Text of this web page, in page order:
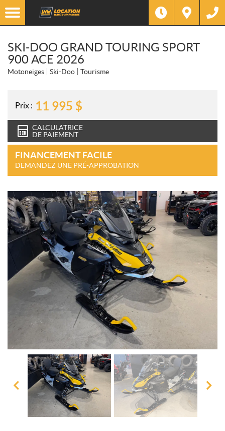
SKI-DOO GRAND TOURING SPORT
900 ACE 2026
Motoneiges Ski-Doo Tourisme
Prix : 11 995 $
CALCULATRICE
DE PAIEMENT
FINANCEMENT FACILE
DEMANDEZ UNE PRÉ-APPROBATION